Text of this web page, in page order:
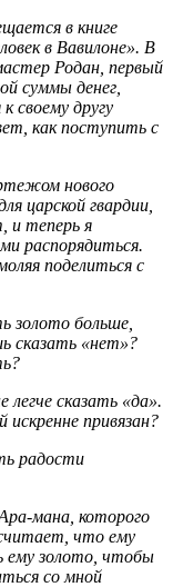
в книге
в Вавилоне». В
Родан, первый
суммы денег,
своему другу
как поступить с
нового
царской гвардии,
и теперь я
распорядиться.
поделиться с
золото больше,
сказать «нет»?
сказать «да».
привязан?
радости
мана, которого
что ему
ему золото, чтобы
со мной